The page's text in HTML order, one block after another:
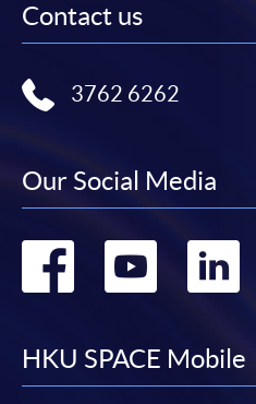
課程/科目報名注意事項:
JavaScript程式瀏覽器
必須重新開始整個申請
報讀優惠，請親臨學院
在網上報名過程中，由
快與 閣下聯絡。
Contact us
3762 6262
Our Social Media
Go
Go
HKU SPACE Mobile